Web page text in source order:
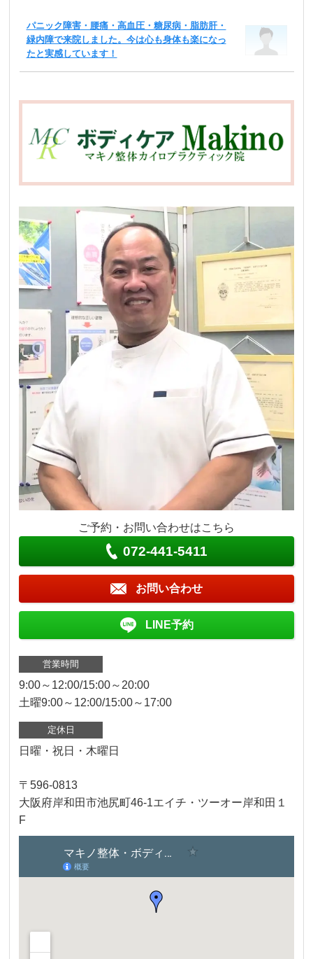
パニック障害・腰痛・高血圧・糖尿病・脂肪肝・
緑内障で来院しました。今は心も身体も楽になっ
たと実感しています！
ご予約・お問い合わせはこちら
072-441-5411
お問い合わせ
LINE予約
営業時間
9:00～12:00/15:00～20:00
土曜9:00～12:00/15:00～17:00
定休日
日曜・祝日・木曜日
〒596-0813
大阪府岸和田市池尻町46-1エイチ・ツーオー岸和田１
F